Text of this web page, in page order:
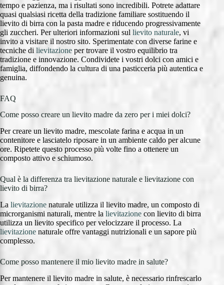
tempo e pazienza, ma i risultati sono incredibili. Potrete adattare
quasi qualsiasi ricetta della tradizione familiare sostituendo il
lievito di birra con la pasta madre e riducendo progressivamente
gli zuccheri. Per ulteriori informazioni sul lievito naturale, vi
invito a visitare il nostro sito. Sperimentate con diverse farine e
tecniche di lievitazione per trovare il vostro equilibrio tra
tradizione e innovazione. Condividete i vostri dolci con amici e
famiglia, diffondendo la cultura di una pasticceria più autentica e
genuina.
FAQ
Come posso creare un lievito madre da zero per i miei dolci?
Per creare un lievito madre, mescolate farina e acqua in un
contenitore e lasciatelo riposare in un ambiente caldo per alcune
ore. Ripetete questo processo più volte fino a ottenere un
composto attivo e schiumoso.
Qual è la differenza tra lievitazione naturale e lievitazione con
lievito di birra?
La lievitazione naturale utilizza il lievito madre, un composto di
microrganismi naturali, mentre la lievitazione con lievito di birra
utilizza un lievito specifico per velocizzare il processo. La
lievitazione naturale offre vantaggi nutrizionali e un sapore più
complesso.
Come posso mantenere il mio lievito madre in salute?
Per mantenere il lievito madre in salute, è necessario rinfrescarlo